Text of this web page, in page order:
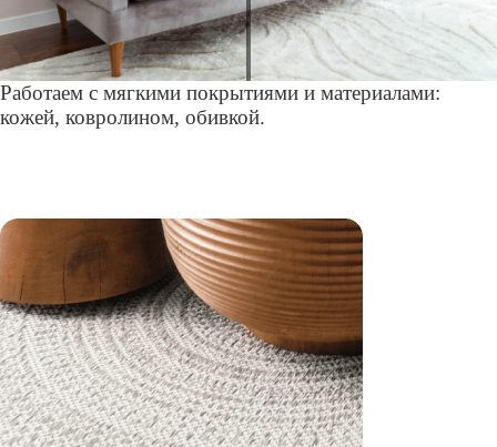
Работаем с мягкими покрытиями и материалами:
кожей, ковролином, обивкой.